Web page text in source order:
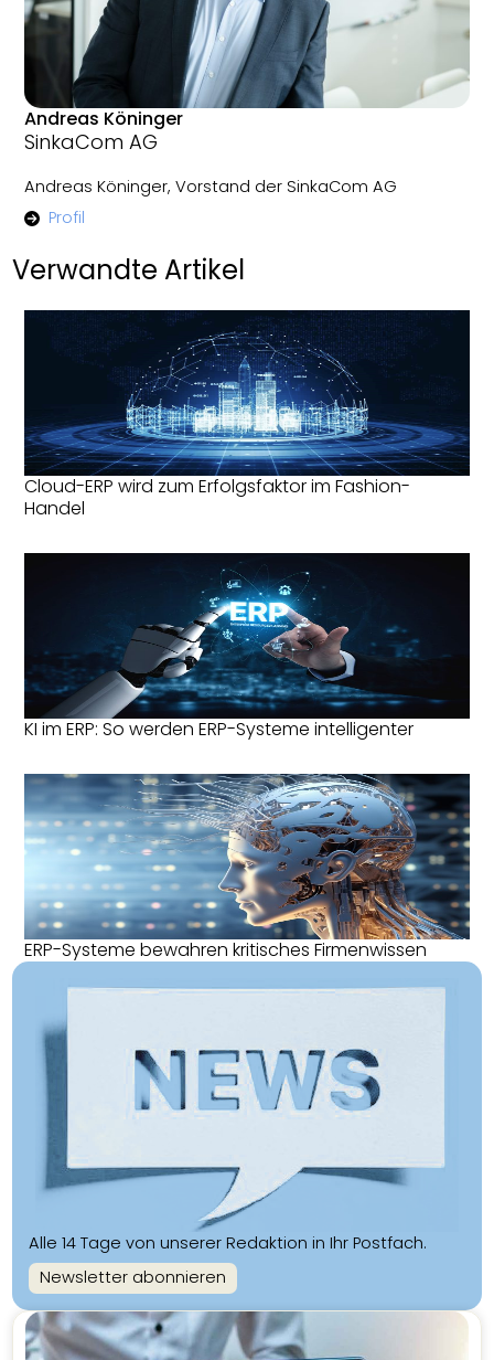
Andreas Köninger
SinkaCom AG
Andreas Köninger, Vorstand der SinkaCom AG
Profil
Verwandte Artikel
Cloud-ERP wird zum Erfolgsfaktor im Fashion-
Handel
KI im ERP: So werden ERP-Systeme intelligenter
ERP-Systeme bewahren kritisches Firmenwissen
Alle 14 Tage von unserer Redaktion in Ihr Postfach.
Newsletter abonnieren